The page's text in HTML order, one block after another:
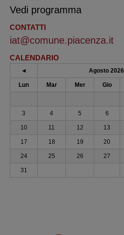
Vedi programma
CONTATTI
iat@comune.piacenza.it
CALENDARIO
◄ Agosto 2026
Lun Mar Mer Gio
3 4 5 6
10 11 12 13
17 18 19 20
24 25 26 27
31